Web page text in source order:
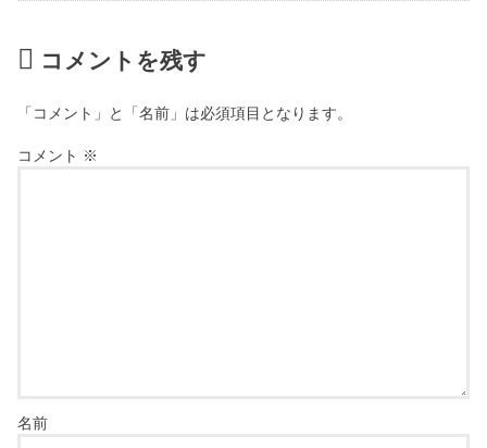
コメントを残す
「コメント」と「名前」は必須項目となります。
コメント ※
名前